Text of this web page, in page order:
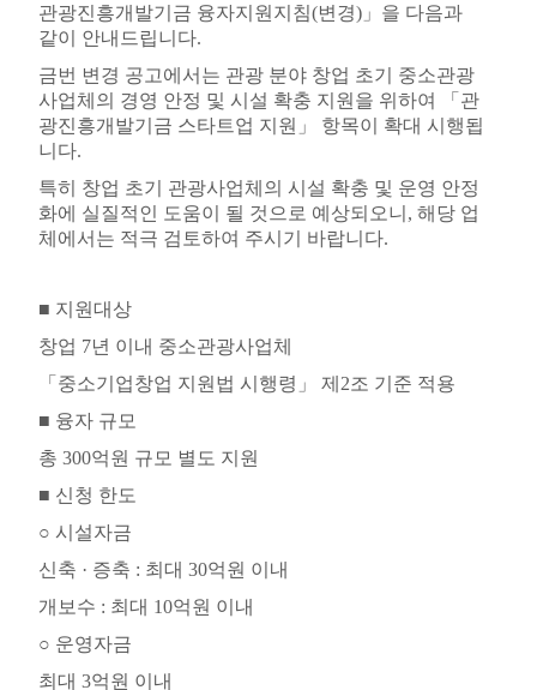
관광진흥개발기금 융자지원지침(변경)」 을 다음과
같이 안내드립니다.
금번 변경 공고에서는 관광 분야 창업 초기 중소관광
사업체의 경영 안정 및 시설 확충 지원을 위하여
「 관
광진흥개발기금 스타트업 지원 」 항목이 확대 시행됩
니다.
특히 창업 초기 관광사업체의 시설 확충 및 운영 안정
화에 실질적인 도움이 될 것으로 예상되오니 , 해당 업
체에서는 적극 검토하여 주시기 바랍니다.
■ 지원대상
창업 7년 이내 중소관광사업체
「 중소기업창업 지원법 시행령 」 제 2조 기준 적용
■ 융자 규모
총 300억원 규모 별도 지원
■ 신청 한도
○ 시설자금
신축 · 증축 : 최대 30억원 이내
개보수 : 최대 10억원 이내
○ 운영자금
최대 3억원 이내